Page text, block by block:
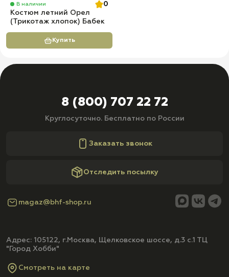
В наличии
0
Костюм летний Орел
(Трикотаж хлопок) Бабек
Купить
8 (800) 707 22 72
Круглосуточно. Бесплатно по России
Заказать звонок
Отследить посылку
magaz@bhf-shop.ru
Адрес: 105122, г.Москва, Щелковское шоссе, д.3 с.1 ТЦ
"Город Хобби"
Смотреть на карте